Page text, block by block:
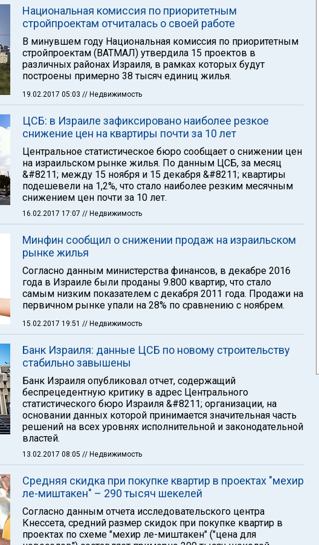
Национальная комиссия по приоритетным
стройпроектам отчиталась о своей работе
В минувшем году Национальная комиссия по приоритетным
стройпроектам (ВАТМАЛ) утвердила 15 проектов в
различных районах Израиля, в рамках которых будут
построены примерно 38 тысяч единиц жилья.
19.02.2017 05:03 // Недвижимость
ЦСБ: в Израиле зафиксировано наиболее резкое
снижение цен на квартиры почти за 10 лет
Центральное статистическое бюро сообщает о снижении цен
на израильском рынке жилья. По данным ЦСБ, за месяц
&#8211; между 15 ноября и 15 декабря &#8211; квартиры
подешевели на 1,2%, что стало наиболее резким месячным
снижением цен почти за 10 лет.
16.02.2017 17:07 // Недвижимость
Минфин сообщил о снижении продаж на израильском
рынке жилья
Согласно данным министерства финансов, в декабре 2016
года в Израиле были проданы 9.800 квартир, что стало
самым низким показателем с декабря 2011 года. Продажи на
первичном рынке упали на 28% по сравнению с ноябрем.
15.02.2017 19:51 // Недвижимость
Банк Израиля: данные ЦСБ по новому строительству
стабильно завышены
Банк Израиля опубликовал отчет, содержащий
беспрецедентную критику в адрес Центрального
статистического бюро Израиля &#8211; организации, на
основании данных которой принимается значительная часть
решений на всех уровнях исполнительной и законодательной
властей.
13.02.2017 08:05 // Недвижимость
Средняя скидка при покупке квартир в проектах "мехир
ле-миштакен" – 290 тысяч шекелей
Согласно данным отчета исследовательского центра
Кнессета, средний размер скидок при покупке квартир в
проектах по схеме "мехир ле-миштакен" ("цена для